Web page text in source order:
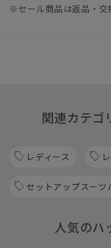
※セール商品は返品・交
関連カテゴ
レディース
セットアップスーツ
人気のハ